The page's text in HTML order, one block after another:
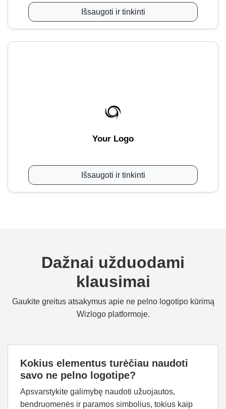
Išsaugoti ir tinkinti
Your Logo
Išsaugoti ir tinkinti
Dažnai užduodami
klausimai
Gaukite greitus atsakymus apie ne pelno logotipo kūrimą
Wizlogo platformoje.
Kokius elementus turėčiau naudoti
savo ne pelno logotipe?
Apsvarstykite galimybę naudoti užuojautos,
bendruomenės ir paramos simbolius, tokius kaip